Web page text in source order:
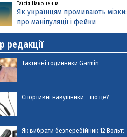
Таїсія Наконечна
Як українцям промивають мізки:
про маніпуляції і фейки
редакції
Тактичні годинники Garmin
Спортивні навушники - що це?
Як вибрати безперебійник 12 Вольт: